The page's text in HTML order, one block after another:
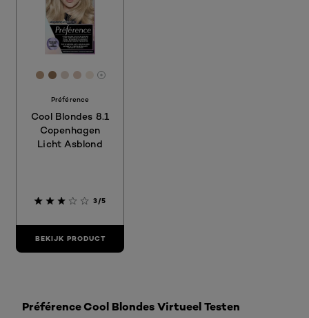
[Color]: #bd9d81
[Color]: #967457
[Color]: #E0D1C8
[Color]: #ddc6b7
[Color]: #f1e6d9
More shades are available
Préférence
Cool Blondes 8.1
Copenhagen
Licht Asblond
3/5
BEKIJK PRODUCT
Préférence Cool Blondes Virtueel Testen